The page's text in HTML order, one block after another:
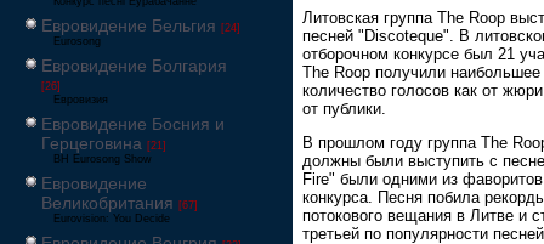
Евровидение Бельгия [24]
Eurosong
Евровидение Болгария
[26]
Евровизия
Евровидение Босния и
Герцеговина [21]
BH Eurosong Show
Евровидение
Великобритания [67]
Eurovision: You Decide
Литовская группа The Roop
песней "Discoteque". В
отборочном конкурсе был 21
The Roop получили наибольшее
количество голосов как от
от публики.
В прошлом году группа The
должны были выступить с
Fire" были одними из фаворитов
конкурса. Песня побила
потокового вещания в Литве и
третьей по популярности